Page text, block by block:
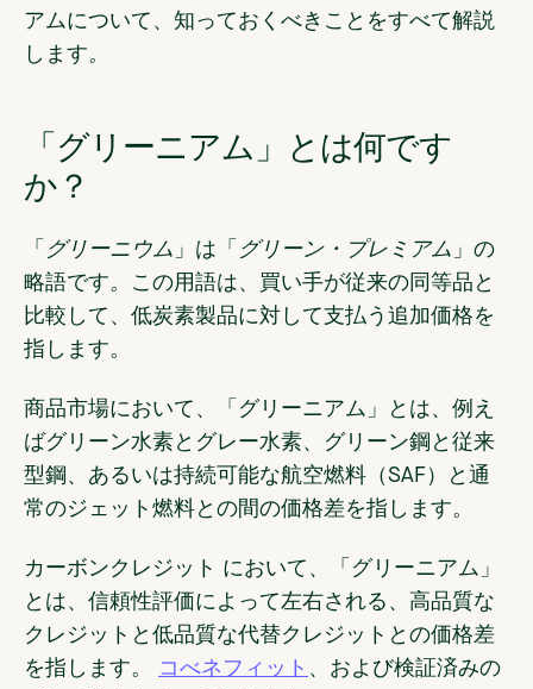
アムについて、知っておくべきことをすべて解説
します。
「グリーニアム」とは何です
か？
「 グリーニウム 」は「 グリーン・プレミアム 」の
略語です。
この用語は、買い手が従来の同等品と
比較して、低炭素製品に対して支払う追加価格を
指します。
商品市場において、「グリーニアム」とは、例え
ばグリーン水素とグレー水素、グリーン鋼と従来
型鋼、あるいは持続可能な航空燃料（SAF）と通
常のジェット燃料との間の価格差を指します。
カーボンクレジット において、「グリーニアム」
とは、信頼性評価によって左右される、高品質な
クレジットと低品質な代替クレジットとの価格差
を指します。
コべネフィット 、および検証済みの